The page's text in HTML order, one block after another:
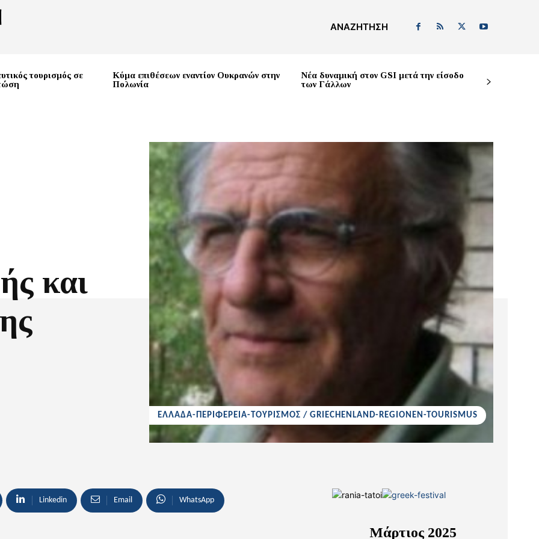
ΑΝΑΖΉΤΗΣΗ
τουρισμός σε
Κύμα επιθέσεων εναντίον Ουκρανών στην
Πολωνία
Νέα δυναμική στον GSI μετά την είσοδο
των Γάλλων
και
ΕΛΛΑΔΑ-ΠΕΡΙΦΕΡΕΙΑ-ΤΟΥΡΙΣΜΟΣ / GRIECHENLAND-REGIONEN-TOURISMUS
Linkedin Email WhatsApp
Μάρτιος 2025